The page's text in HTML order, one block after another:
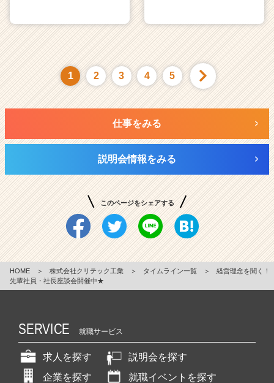
1 2 3 4 5
仕事をみる
説明会情報をみる
このページをシェアする
HOME ＞ 株式会社クリテック工業 ＞ タイムライン一覧 ＞
経営理念を聞く！
先輩社員・社長座談会開催中★
SERVICE 就職サービス
求人を探す
説明会を探す
企業を探す
就職イベントを探す